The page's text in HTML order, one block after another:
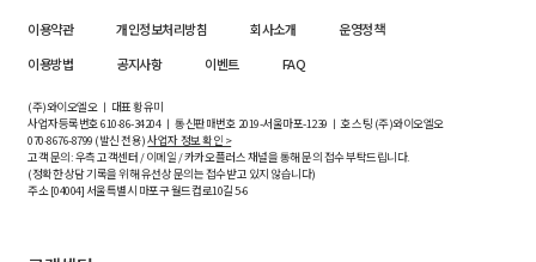
이용약관 개인정보처리방침 회사소개
운영정책
이용방법
공지사항 이벤트 FAQ
(주)와이오엘오 ㅣ 대표 황유미
사업자등록번호610-86-34204ㅣ 통신판매번호 2019-서울마포-1239 ㅣ 호스팅 (주)와이오엘오
070-8676-8799 (발신 전용)사업자 정보 확인 >
고객 문의: 우측 고객센터 / 이메일 / 카카오플러스 채널을 통해 문의 접수 부탁드립니다.
(정확한 상담 기록을 위해 유선상 문의는 접수받고 있지 않습니다)
주소 [04004] 서울특별시 마포구 월드컵로10길5-6